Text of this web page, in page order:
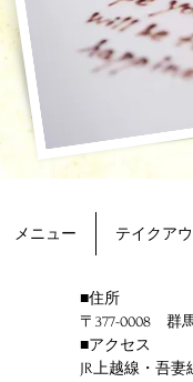
メニュー テイクア
■住所
〒377-0008 群
■アクセス
JR上越線・吾